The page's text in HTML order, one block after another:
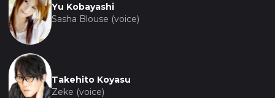
Yu Kobayashi
Sasha Blouse (voice)
Takehito Koyasu
Zeke (voice)